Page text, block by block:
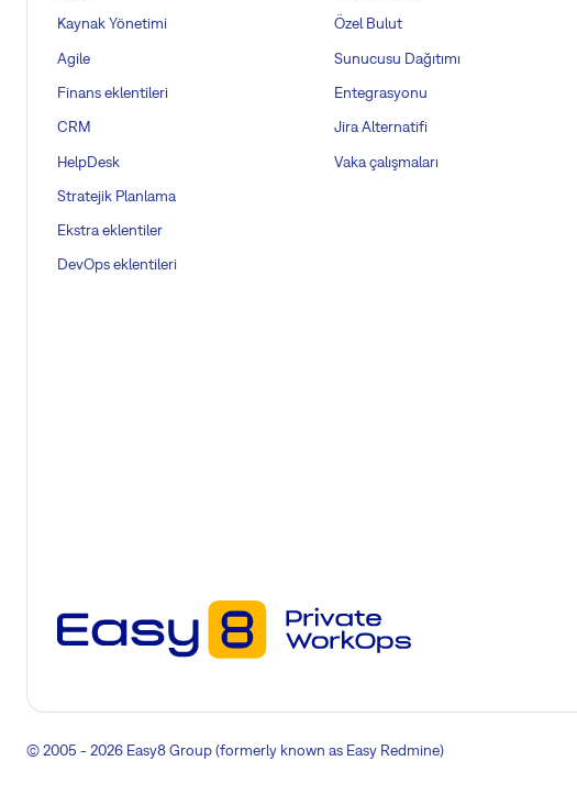
Kaynak Yönetimi
Agile
Finans eklentileri
CRM
HelpDesk
Stratejik Planlama
Ekstra eklentiler
DevOps eklentileri
Özel Bulut
Sunucusu Dağıtımı
Entegrasyonu
Jira Alternatifi
Vaka çalışmaları
© 2005 - 2026 Easy8 Group (formerly known as Easy Redmine)